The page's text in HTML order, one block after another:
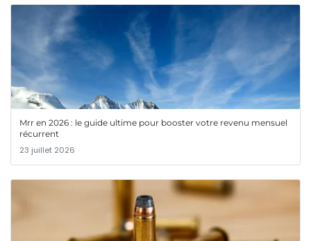
Mrr en 2026 : le guide ultime pour booster votre revenu mensuel
récurrent
23 juillet 2026